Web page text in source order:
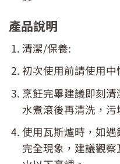
產品說明
清潔/保養:
初次使用前請使用中
烹飪完畢建議即刻
水煮滾後再清洗，污
使用瓦斯爐時，如
完全現象，建議觀